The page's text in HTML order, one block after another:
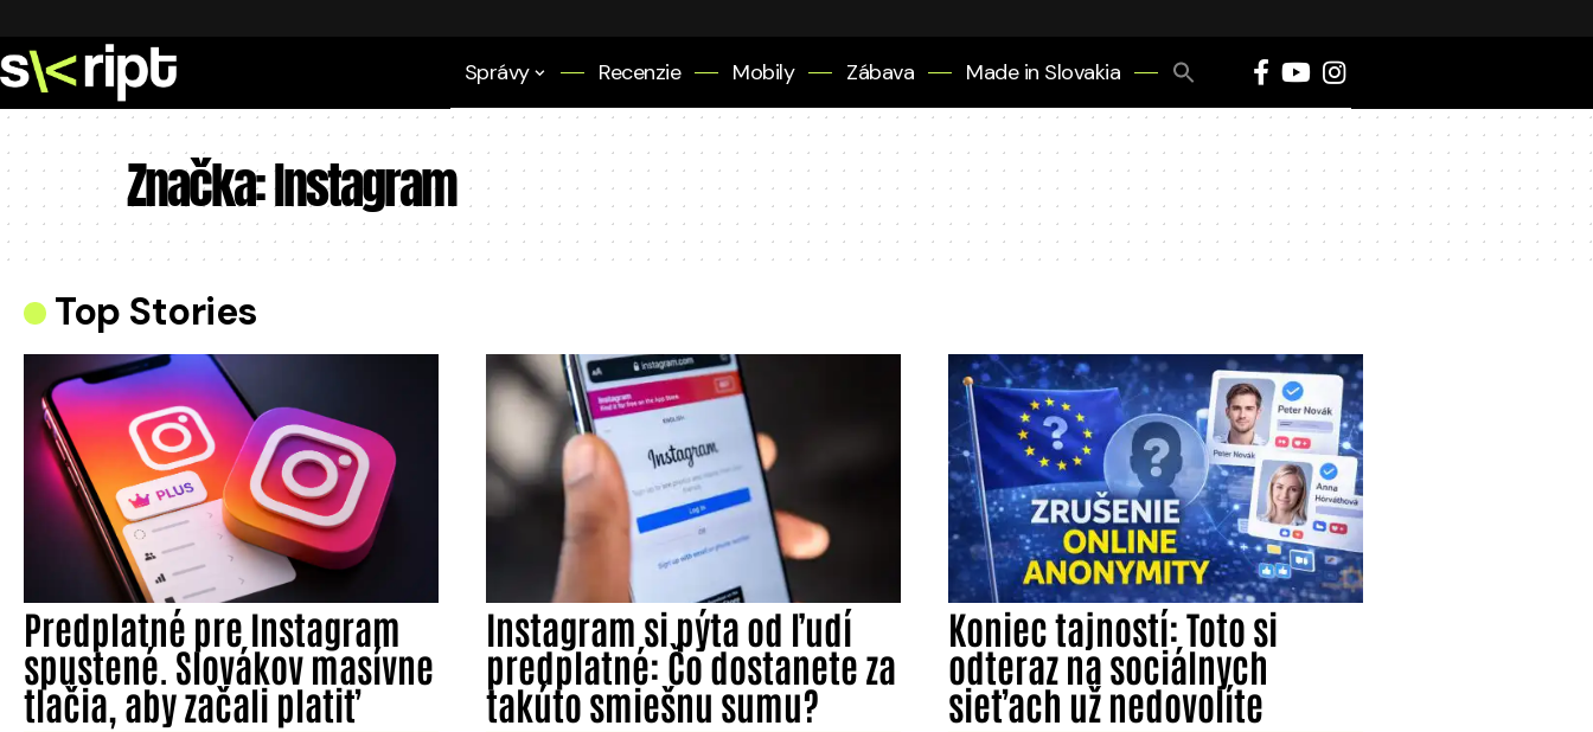
Správy Recenzie Mobily Zábava Made in Slovakia
Search
Značka:Instagram
Top Stories
Predplatné pre Instagram
spustené. Slovákov masívne
tlačia, aby začali platiť
Instagram si pýta od ľudí
predplatné: Čo dostanete za
takúto smiešnu sumu?
Koniec tajností: Toto si
odteraz na sociálnych
sieťach už nedovolíte